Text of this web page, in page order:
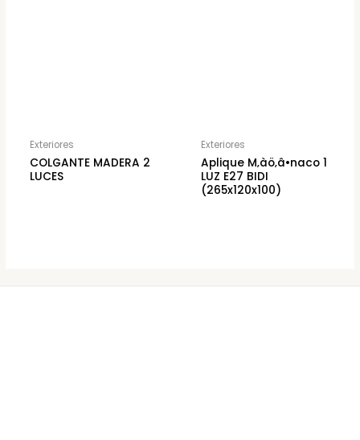
Exteriores
COLGANTE MADERA 2
LUCES
Exteriores
Aplique M‚àö‚â•naco 1
LUZ E27 BIDI
(265x120x100)